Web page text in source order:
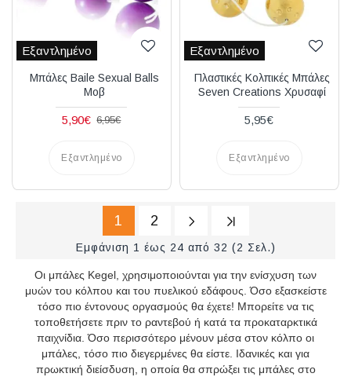
Οι μπάλες Kegel, χρησιμοποιούνται για την ενίσχυση των
μυών του κόλπου και του πυελικού εδάφους. Όσο εξασκείστε
τόσο πιο έντονους οργασμούς θα έχετε! Μπορείτε να τις
τοποθετήσετε πριν το ραντεβού ή κατά τα προκαταρκτικά
παιχνίδια. Όσο περισσότερο μένουν μέσα στον κόλπο οι
μπάλες, τόσο πιο διεγερμένες θα είστε. Ιδανικές και για
πρωκτική διείσδυση, η οποία θα σπρώξει τις μπάλες στο
Εξαντλημένο
Μπάλες Baile Sexual Balls
Μοβ
5,90€ 6,95€
Εξαντλημένο
Εξαντλημένο
Πλαστικές Κολπικές Μπάλες
Seven Creations Χρυσαφί
5,95€
Εξαντλημένο
1 2
Εμφάνιση 1 έως 24 από 32 (2 Σελ.)